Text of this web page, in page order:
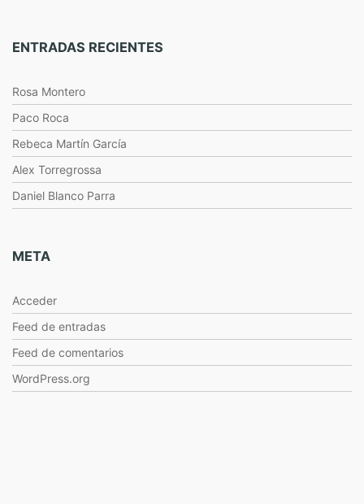
ENTRADAS RECIENTES
Rosa Montero
Paco Roca
Rebeca Martín García
Alex Torregrossa
Daniel Blanco Parra
META
Acceder
Feed de entradas
Feed de comentarios
WordPress.org